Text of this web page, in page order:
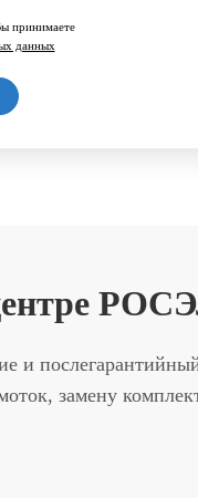
принимаете
данных
и
замену